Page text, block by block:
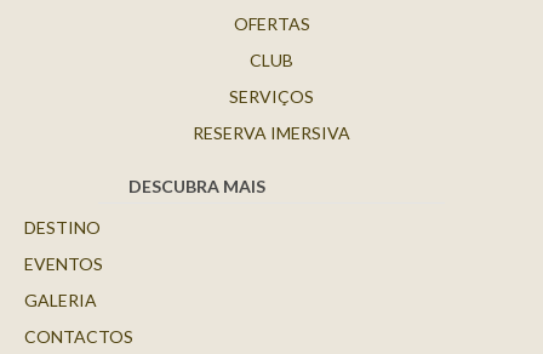
OFERTAS
CLUB
SERVIÇOS
RESERVA IMERSIVA
DESCUBRA MAIS
DESTINO
EVENTOS
GALERIA
CONTACTOS